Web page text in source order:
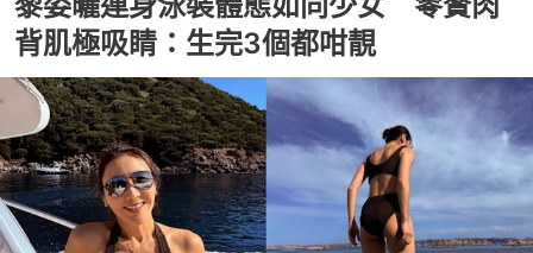
背肌極吸睛：生完3個都咁靚